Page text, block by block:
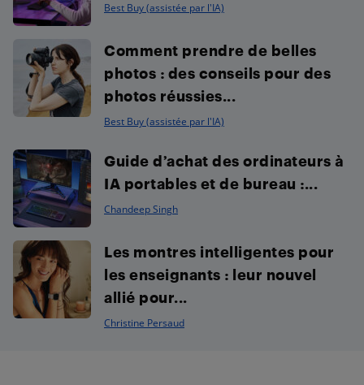
Best Buy (assistée par l'IA)
Comment prendre de belles
photos : des conseils pour des
photos réussies...
Best Buy (assistée par l'IA)
Guide d’achat des ordinateurs à
IA portables et de bureau :...
Chandeep Singh
Les montres intelligentes pour
les enseignants : leur nouvel
allié pour...
Christine Persaud